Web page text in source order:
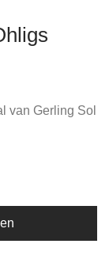
van Gerling Sol